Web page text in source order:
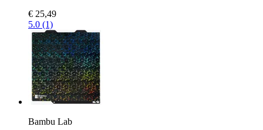
€ 25,49
5.0 (1)
Bambu Lab